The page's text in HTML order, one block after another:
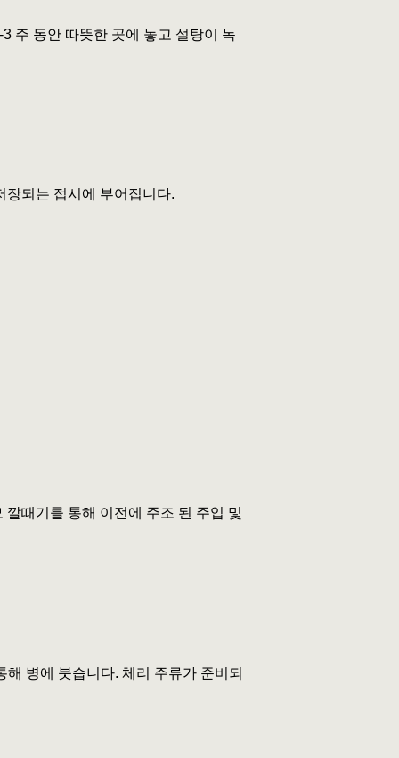
주 동안 따뜻한 곳에 놓고 설탕이 녹
장되는 접시에 부어집니다.
때기를 통해 이전에 주조 된 주입 및
병에 붓습니다. 체리 주류가 준비되